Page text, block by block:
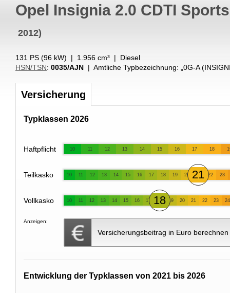
Opel Insignia 2.0 CDTI
2012)
131 PS (96 kW) | 1.956 cm³ | Diesel
HSN/TSN: 0035/AJN | Amtliche Typbezeichnung: „ 0G-A
Versicherung
Typklassen 2026
Haftpflicht 10 11 12 13 14 15 16 17 18
Teilkasko 10 11 12 13 14 15 16 17 18 19 20 21 22 23
Vollkasko 10 11 12 13 14 15 16 17 18 19 20 21 22 23 24
Anzeigen:
Versicherungsbeitrag in Euro berechnen
Entwicklung der Typklassen von 2021 bis 2026